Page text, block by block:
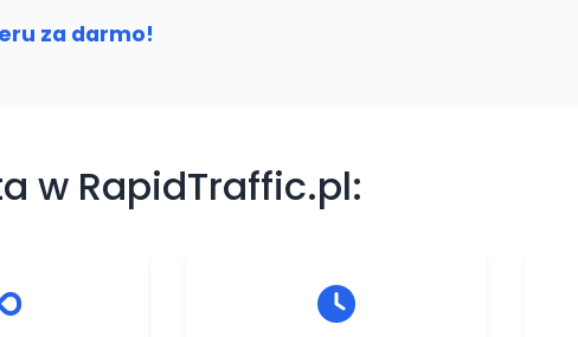
za darmo!
w RapidTraffic.pl: